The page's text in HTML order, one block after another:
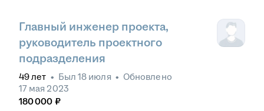
Главный инженер проекта,
руководитель проектного
подразделения
49лет • Был 18 июля • Обновлено
17 мая 2023
180 000 ₽